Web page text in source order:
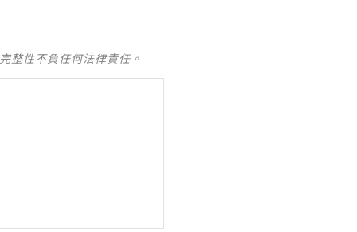
整性不負任何法律責任。